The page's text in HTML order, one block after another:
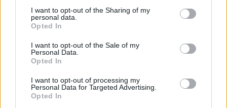
I want to opt-out of the Sharing of my
personal data.
Opted In
I want to opt-out of the Sale of my
Personal Data.
Opted In
I want to opt-out of processing my
Personal Data for Targeted Advertising.
Opted In
hvg középiskolai rangsor 2026
HVG középiskolai rangsor
alapítványi gimnáziumok